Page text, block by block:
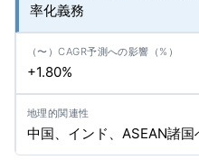
率化義務
+1.80%
中国、インド、ASEAN諸国